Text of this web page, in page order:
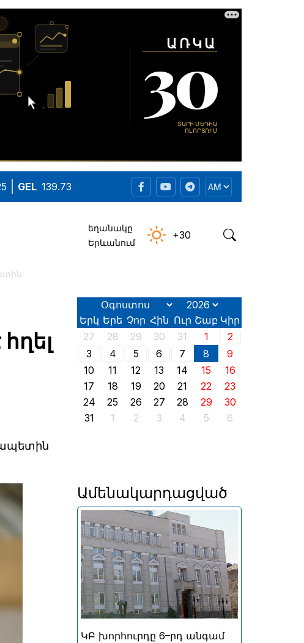
GEL 139.73
եղանակը
Երևանում
+30
Երկ Երե Չոր Հին Ուր Շաբ Կիր
27
28 29 30 31 1
2
3
4 5 6 7 8
9
10
11 12 13 14 15
16
17
18 19 20 21 22
23
24
25 26 27 28 29
30
31
1 2 3 4 5 6
Ամենակարդացված
Անփոփոխ են մնացել նաև
լոմբարդային ռեպոն՝ 8% և
դրամական միջոցների
ներգրավման տոկոսադրույքը՝
5%
ԿԲ խորհուրդը 6–րդ անգամ